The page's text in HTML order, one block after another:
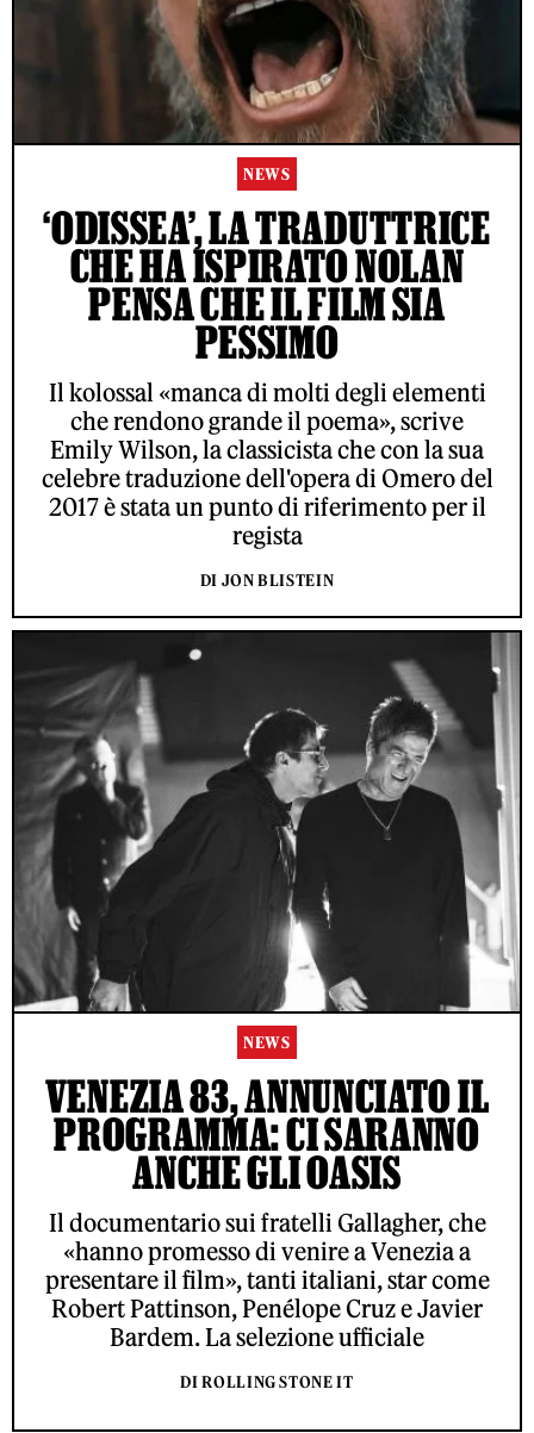
NEWS
‘ODISSEA’, LA TRADUTTRICE
CHE HA ISPIRATO NOLAN
PENSA CHE IL FILM SIA
PESSIMO
Il kolossal «manca di molti degli elementi
che rendono grande il poema», scrive
Emily Wilson, la classicista che con la sua
celebre traduzione dell'opera di Omero del
2017 è stata un punto di riferimento per il
regista
DI JON BLISTEIN
NEWS
VENEZIA 83, ANNUNCIATO IL
PROGRAMMA: CI SARANNO
ANCHE GLI OASIS
Il documentario sui fratelli Gallagher, che
«hanno promesso di venire a Venezia a
presentare il film», tanti italiani, star come
Robert Pattinson, Penélope Cruz e Javier
Bardem. La selezione ufficiale
DI ROLLING STONE IT